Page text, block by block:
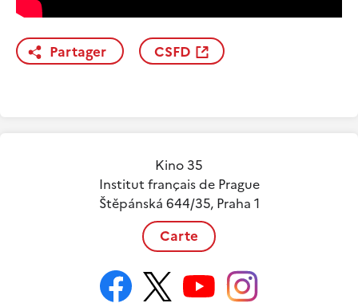
Partager CSFD
Kino 35
Institut français de Prague
Štěpánská 644/35, Praha 1
Carte